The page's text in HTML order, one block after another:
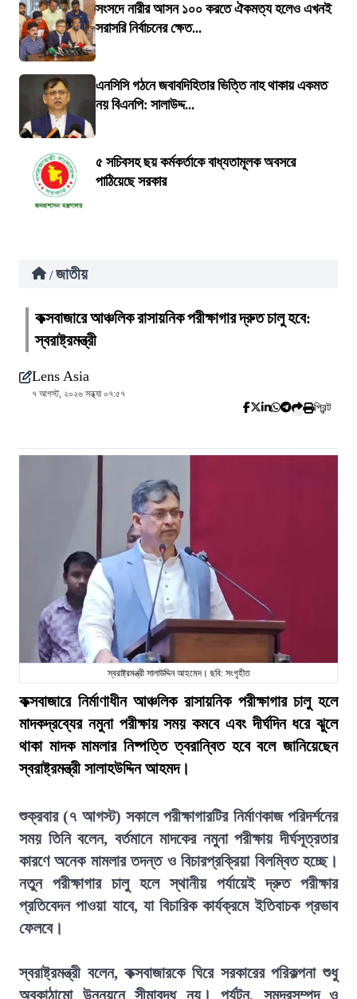
সংসদে নারীর আসন ১০০ করতে ঐকমত্য হলেও এখনই
সরাসরি নির্বাচনের ক্ষেত...
এনসিসি গঠনে জবাবদিহিতার ভিত্তি নাহ থাকায় একমত
নয় বিএনপি: সালাউদ্দ...
৫ সচিবসহ ছয় কর্মকর্তাকে বাধ্যতামূলক অবসরে
পাঠিয়েছে সরকার
/ জাতীয়
কক্সবাজারে আঞ্চলিক রাসায়নিক পরীক্ষাগার দ্রুত চালু হবে:
স্বরাষ্ট্রমন্ত্রী
Lens Asia
৭ আগস্ট, ২০২৬ সন্ধ্যা ০৭:৫৭
প্রিন্ট
স্বরাষ্ট্রমন্ত্রী সালাউদ্দিন আহমেদ। ছবি: সংগৃহীত
কক্সবাজারে নির্মাণাধীন আঞ্চলিক রাসায়নিক পরীক্ষাগার চালু হলে
মাদকদ্রব্যের নমুনা পরীক্ষায় সময় কমবে এবং দীর্ঘদিন ধরে ঝুলে
থাকা মাদক মামলার নিষ্পত্তি ত্বরান্বিত হবে বলে জানিয়েছেন
স্বরাষ্ট্রমন্ত্রী সালাহউদ্দিন আহমদ।
শুক্রবার (৭ আগস্ট) সকালে পরীক্ষাগারটির নির্মাণকাজ পরিদর্শনের
সময় তিনি বলেন, বর্তমানে মাদকের নমুনা পরীক্ষায় দীর্ঘসূত্রতার
কারণে অনেক মামলার তদন্ত ও বিচারপ্রক্রিয়া বিলম্বিত হচ্ছে।
নতুন পরীক্ষাগার চালু হলে স্থানীয় পর্যায়েই দ্রুত পরীক্ষার
প্রতিবেদন পাওয়া যাবে, যা বিচারিক কার্যক্রমে ইতিবাচক প্রভাব
ফেলবে।
স্বরাষ্ট্রমন্ত্রী বলেন, কক্সবাজারকে ঘিরে সরকারের পরিকল্পনা শুধু
অবকাঠামো উন্নয়নে সীমাবদ্ধ নয়। পর্যটন, সমুদ্রসম্পদ ও